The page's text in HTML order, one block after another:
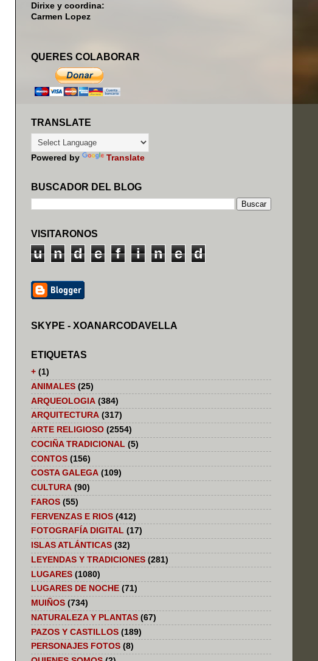
Dirixe y coordina:
Carmen Lopez
QUERES COLABORAR
TRANSLATE
Powered by Translate
BUSCADOR DEL BLOG
VISITARONOS
u n d e f i n e d
SKYPE - XOANARCODAVELLA
ETIQUETAS
+ (1)
ANIMALES (25)
ARQUEOLOGIA (384)
ARQUITECTURA (317)
ARTE RELIGIOSO (2554)
COCIÑA TRADICIONAL (5)
CONTOS (156)
COSTA GALEGA (109)
CULTURA (90)
FAROS (55)
FERVENZAS E RIOS (412)
FOTOGRAFÍA DIGITAL (17)
ISLAS ATLÁNTICAS (32)
LEYENDAS Y TRADICIONES (281)
LUGARES (1080)
LUGARES DE NOCHE (71)
MUIÑOS (734)
NATURALEZA Y PLANTAS (67)
PAZOS Y CASTILLOS (189)
PERSONAJES FOTOS (8)